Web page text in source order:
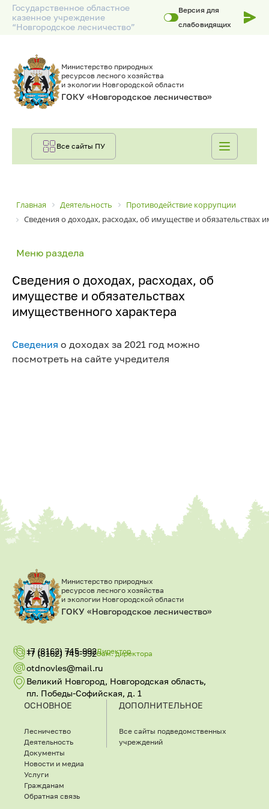
Государственное областное
казенное учреждение
“Новгородское лесничество”
Версия для
слабовидящих
Министерство природных
ресурсов лесного хозяйства
и экологии Новгородской области
ГОКУ «Новгородское лесничество»
Все сайты ПУ
ЛЕСНИЧЕСТВО
Информация о лесничестве
Структура
ДЕЯТЕЛЬНОСТЬ
ДОКУМЕНТЫ
Главная Деятельность
Противодействие коррупции
Сведения о доходах, расходах, об имуществе и обязательствах
Меню раздела
Сведения о доходах, расходах, об
имуществе и обязательствах
имущественного характера
Сведения о доходах за 2021 год можно
посмотреть на сайте учредителя
Министерство природных
ресурсов лесного хозяйства
и экологии Новгородской области
ГОКУ «Новгородское лесничество»
+7 (8162) 745-992Директор
+7 (8162) 745-992Зам. директора
otdnovles@mail.ru
Великий Новгород, Новгородская область,
пл. Победы-Софийская, д. 1
ОСНОВНОЕ
Лесничество
Деятельность
Документы
Новости и медиа
Услуги
Гражданам
Обратная связь
ДОПОЛНИТЕЛЬНОЕ
Все сайты подведомственных
учреждений